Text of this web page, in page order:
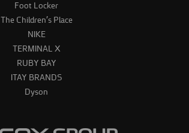
Foot Locker
The Children's Place
NIKE
TERMINAL X
RUBY BAY
ITAY BRANDS
Dyson